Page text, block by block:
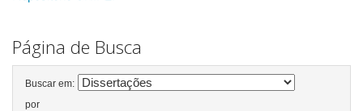
Página de Busca
Buscar em:
por